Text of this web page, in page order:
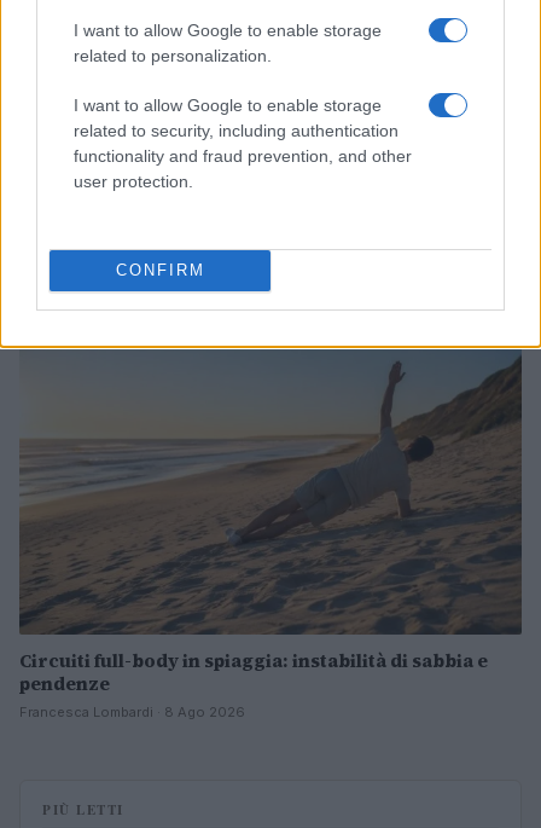
I want to allow Google to enable storage
related to personalization.
I want to allow Google to enable storage
related to security, including authentication
functionality and fraud prevention, and other
user protection.
CONFIRM
Francesca Lombardi · 8 Ago 2026
Circuiti full-body in spiaggia: instabilità di sabbia e
pendenze
Francesca Lombardi · 8 Ago 2026
PIÙ LETTI